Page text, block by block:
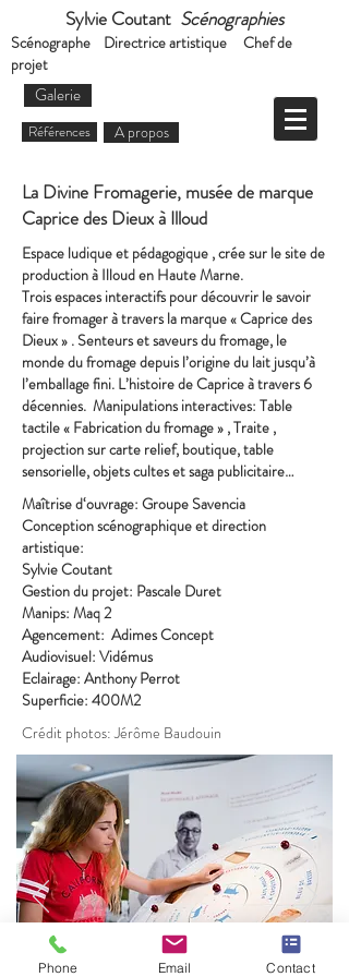
Sylvie Coutant Scénographies
Scénographe Directrice artistique Chef de
projet
Galerie
Références A propos
La Divine Fromagerie, musée de marque
Caprice des Dieux à Illoud
Espace ludique et pédagogique , crée sur le site de
production à Illoud en Haute Marne.
Trois espaces interactifs pour découvrir le savoir
faire fromager à travers la marque « Caprice des
Dieux » . Senteurs et saveurs du fromage, le
monde du fromage depuis l’origine du lait jusqu’à
l’emballage fini. L’histoire de Caprice à travers 6
décennies. Manipulations interactives: Table
tactile « Fabrication du fromage » , Traite ,
projection sur carte relief, boutique, table
sensorielle, objets cultes et saga publicitaire…
Maîtrise d‘ouvrage: Groupe Savencia
Conception scénographique et direction
artistique:
Sylvie Coutant
Gestion du projet: Pascale Duret
Manips: Maq 2
Agencement: Adimes Concept
Audiovisuel: Vidémus
Eclairage: Anthony Perrot
Superficie: 400M2
Crédit photos: Jérôme Baudouin
Phone Email Contact